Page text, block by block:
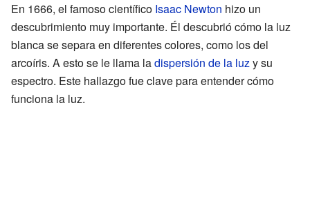
En 1666, el famoso científico Isaac Newton hizo un
descubrimiento muy importante. Él descubrió cómo la luz
blanca se separa en diferentes colores, como los del
arcoíris. A esto se le llama ladispersión de la luzy su
espectro. Este hallazgo fue clave para entender cómo
funciona la luz.